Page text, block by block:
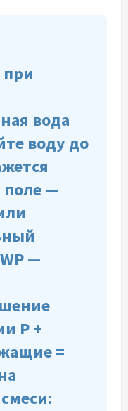
вода
воду до
поле —
—
Р +
=